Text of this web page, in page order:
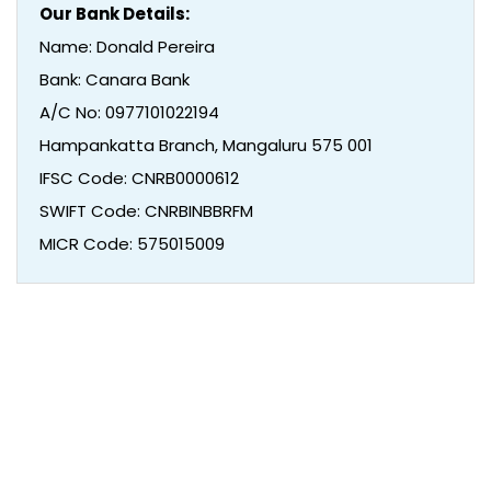
Our Bank Details:
Name: Donald Pereira
Bank: Canara Bank
A/C No: 0977101022194
Hampankatta Branch, Mangaluru 575 001
IFSC Code: CNRB0000612
SWIFT Code: CNRBINBBRFM
MICR Code: 575015009